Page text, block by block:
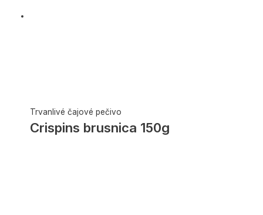
Trvanlivé čajové pečivo
Crispins brusnica 150g